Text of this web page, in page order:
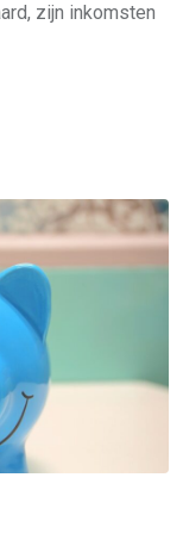
zijn inkomsten